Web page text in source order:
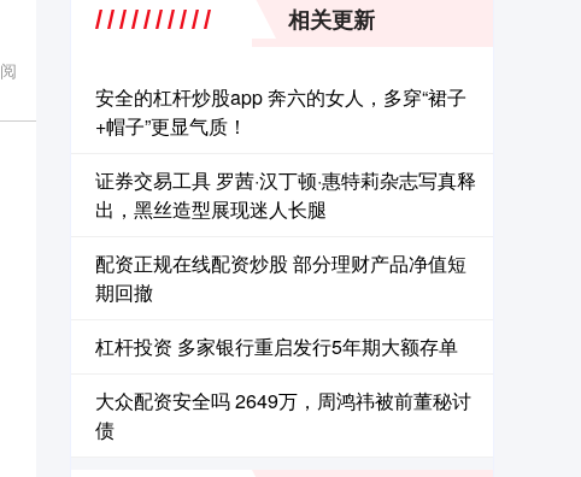
阅
相关更新
安全的杠杆炒股app 奔六的女人，多穿“裙子
+帽子”更显气质！
证券交易工具 罗茜·汉丁顿·惠特莉杂志写真释
出，黑丝造型展现迷人长腿
配资正规在线配资炒股 ​部分理财产品净值短
期回撤
杠杆投资 多家银行重启发行5年期大额存单
大众配资安全吗 2649万，周鸿祎被前董秘讨
债